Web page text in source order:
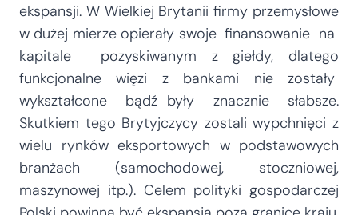
ekspansji. W Wielkiej Brytanii firmy przemysłowe
w dużej mierze opierały swoje finansowanie na
kapitale pozyskiwanym z giełdy, dlatego
funkcjonalne więzi z bankami nie zostały
wykształcone bądź były znacznie słabsze.
Skutkiem tego Brytyjczycy zostali wypchnięci z
wielu rynków eksportowych w podstawowych
branżach (samochodowej, stoczniowej,
maszynowej itp.). Celem polityki gospodarczej